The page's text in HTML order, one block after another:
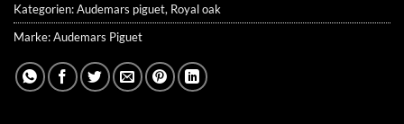
Kategorien:Audemars piguet, Royal oak
Marke:Audemars Piguet